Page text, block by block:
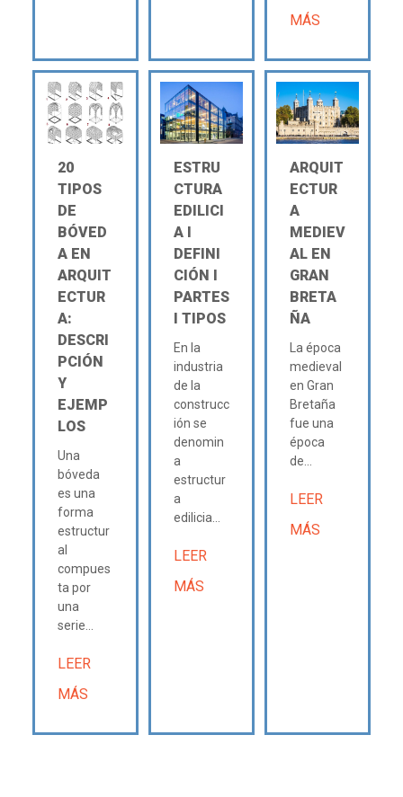
MÁS
20
TIPOS
DE
BÓVED
A EN
ARQUIT
ECTUR
A:
DESCRI
PCIÓN
Y
EJEMP
LOS
Una
bóveda
es una
forma
estructur
al
compues
ta por
una
serie...
LEER
MÁS
ESTRU
CTURA
EDILICI
A Ι
DEFINI
CIÓN Ι
PARTES
Ι TIPOS
En la
industria
de la
construcc
ión se
denomin
a
estructur
a
edilicia...
LEER
MÁS
ARQUIT
ECTUR
A
MEDIEV
AL EN
GRAN
BRETA
ÑA
La época
medieval
en Gran
Bretaña
fue una
época
de...
LEER
MÁS